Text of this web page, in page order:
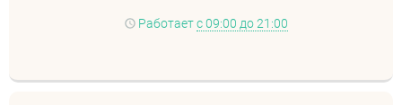
Работает с 09:00 до 21:00